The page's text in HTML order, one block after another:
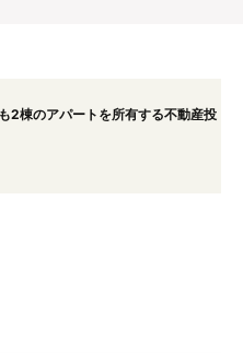
2棟のアパートを所有する不動産投